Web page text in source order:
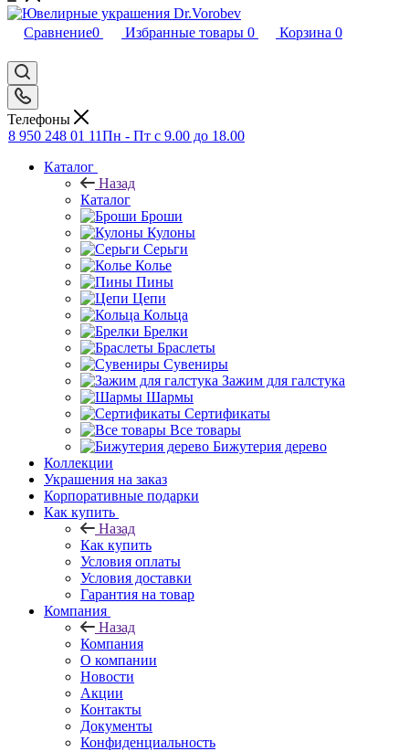
Сравнение0 Избранные товары 0 Корзина 0
Телефоны
8 950 248 01 11Пн - Пт с 9.00 до 18.00
Каталог
Назад
Каталог
Броши
Кулоны
Серьги
Колье
Пины
Цепи
Кольца
Брелки
Браслеты
Сувениры
Зажим для галстука
Шармы
Сертификаты
Все товары
Бижутерия дерево
Коллекции
Украшения на заказ
Корпоративные подарки
Как купить
Назад
Как купить
Условия оплаты
Условия доставки
Гарантия на товар
Компания
Назад
Компания
О компании
Новости
Акции
Контакты
Документы
Конфиденциальность